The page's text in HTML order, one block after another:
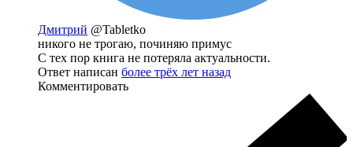
Дмитрий @Tabletko
никого не трогаю, починяю примус
С тех пор книга не потеряла актуальности.
Ответ написан более трёх лет назад
Комментировать